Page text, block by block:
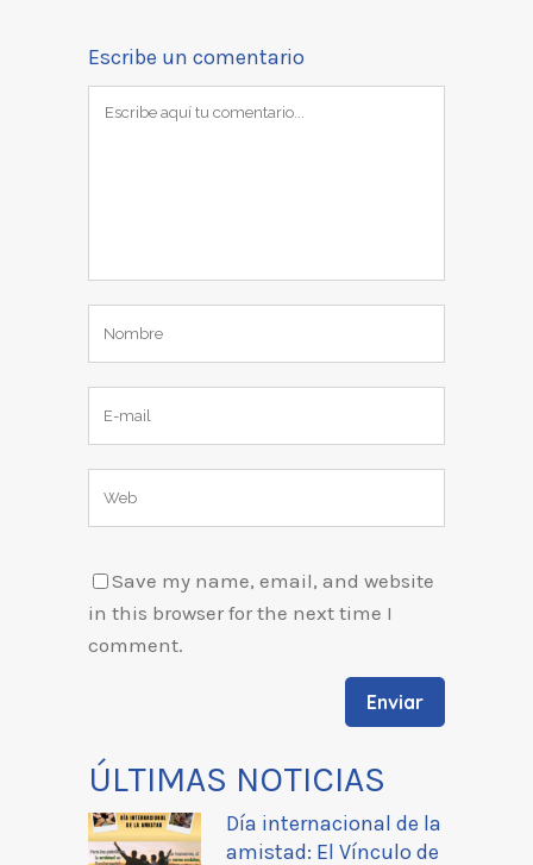
Escribe un comentario
Save my name, email, and website
in this browser for the next time I
comment.
ÚLTIMAS NOTICIAS
Día internacional de la
amistad: El Vínculo de